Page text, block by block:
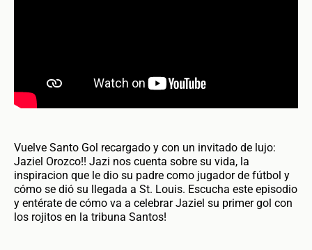
Vuelve Santo Gol recargado y con un invitado de lujo:
Jaziel Orozco!! Jazi nos cuenta sobre su vida, la
inspiracion que le dio su padre como jugador de fútbol y
cómo se dió su llegada a St. Louis. Escucha este episodio
y entérate de cómo va a celebrar Jaziel su primer gol con
los rojitos en la tribuna Santos!